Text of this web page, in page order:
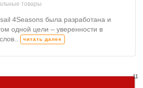
товары
4Seasons была разработана и
одной цели – уверенности в
читать далее
11